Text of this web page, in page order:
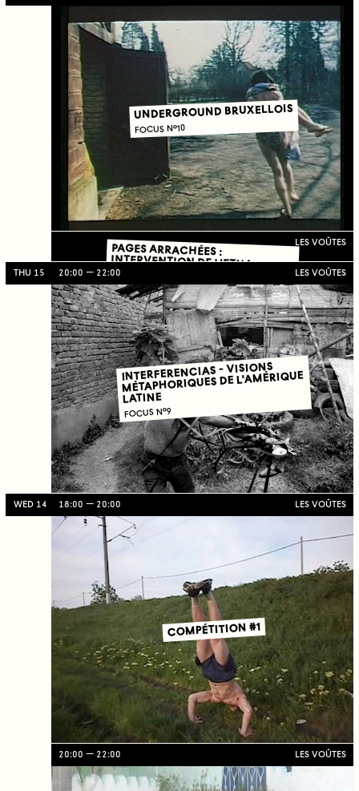
UNDERGROUND BRUXELLOIS
FOCUS N°10
LES VOÛTES
PAGES ARRACHÉES :
INTERVENTION DE L'ETNA
THU 15 20:00 22:00 LES VOÛTES
INTERFERENCIAS - VISIONS
MÉTAPHORIQUES DE L'AMÉRIQUE
LATINE
FOCUS N°9
WED 14 18:00 20:00 LES VOÛTES
COMPÉTITION #1
20:00 22:00 LES VOÛTES